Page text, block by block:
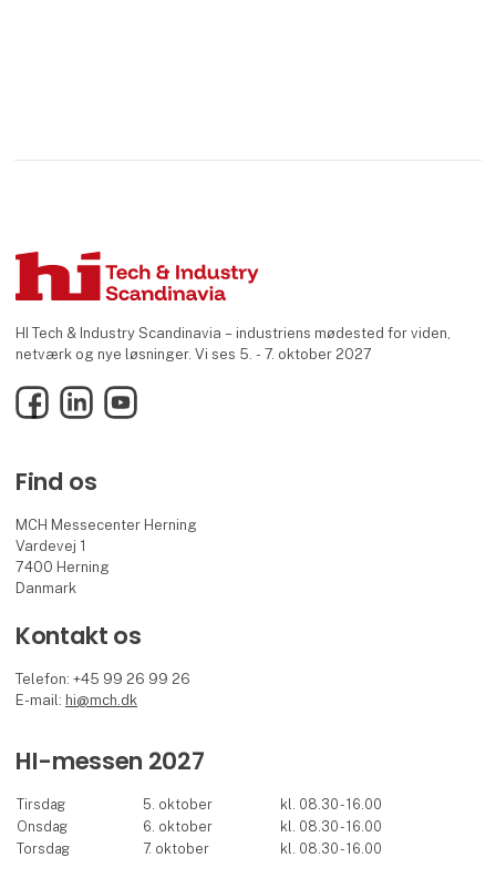
HI Tech & Industry Scandinavia – industriens mødested for viden,
netværk og nye løsninger. Vi ses 5. - 7. oktober 2027
FacebookLinkedInYouTube
Find os
MCH Messecenter Herning
Vardevej 1
7400 Herning
Danmark
Kontakt os
Telefon: +45 99 26 99 26
E-mail: hi@mch.dk
HI-messen 2027
Tirsdag 5. oktober
kl. 08.30 - 16.00
Onsdag
6. oktober
kl. 08.30 - 16.00
Torsdag
7. oktober kl. 08.30 - 16.00